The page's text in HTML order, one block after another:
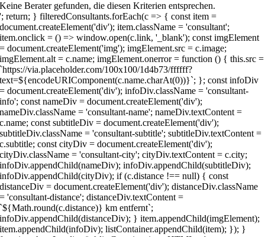
Keine Berater gefunden, die diesen Kriterien entsprechen.
'; return; } filteredConsultants.forEach(c => { const item =
document.createElement('div'); item.className = 'consultant';
item.onclick = () => window.open(c.link, '_blank'); const imgElement
= document.createElement('img'); imgElement.src = c.image;
imgElement.alt = c.name; imgElement.onerror = function () { this.src =
`https://via.placeholder.com/100x100/1d4b73/ffffff?
text=${encodeURIComponent(c.name.charAt(0))}`; }; const infoDiv
= document.createElement('div'); infoDiv.className = 'consultant-
info'; const nameDiv = document.createElement('div');
nameDiv.className = 'consultant-name'; nameDiv.textContent =
c.name; const subtitleDiv = document.createElement('div');
subtitleDiv.className = 'consultant-subtitle'; subtitleDiv.textContent =
c.subtitle; const cityDiv = document.createElement('div');
cityDiv.className = 'consultant-city'; cityDiv.textContent = c.city;
infoDiv.appendChild(nameDiv); infoDiv.appendChild(subtitleDiv);
infoDiv.appendChild(cityDiv); if (c.distance !== null) { const
distanceDiv = document.createElement('div'); distanceDiv.className
= 'consultant-distance'; distanceDiv.textContent =
`${Math.round(c.distance)} km entfernt`;
infoDiv.appendChild(distanceDiv); } item.appendChild(imgElement);
item.appendChild(infoDiv); listContainer.appendChild(item); }); }